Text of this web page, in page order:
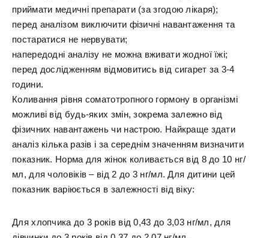
приймати медичні препарати (за згодою лікаря);
перед аналізом виключити фізичні навантаження та
постаратися не нервувати;
напередодні аналізу не можна вживати жодної їжі;
перед дослідженням відмовитись від сигарет за 3-4
години.
Коливання рівня соматотропного гормону в організмі
можливі від будь-яких змін, зокрема залежно від
фізичних навантажень чи настрою. Найкраще здати
аналіз кілька разів і за середнім значенням визначити
показник. Норма для жінок коливається від 8 до 10 нг/
мл, для чоловіків – від 2 до 3 нг/мл. Для дитини цей
показник варіюється в залежності від віку:
Для хлопчика до 3 років від 0,43 до 3,03 нг/мл, для